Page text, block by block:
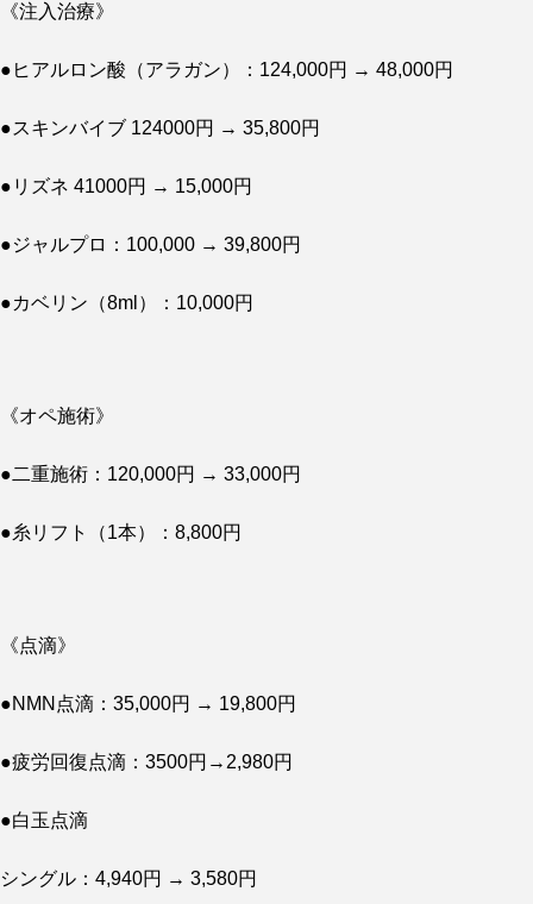
《注入治療》
●ヒアルロン酸（アラガン）：124,000円 → 48,000円
●スキンバイブ 124000円 → 35,800円
●リズネ 41000円 → 15,000円
●ジャルプロ：100,000 → 39,800円
●カベリン（8ml）：10,000円
《オペ施術》
●二重施術：120,000円 → 33,000円
●糸リフト（1本）：8,800円
《点滴》
●NMN点滴：35,000円 → 19,800円
●疲労回復点滴：3500円→2,980円
●白玉点滴
シングル：4,940円 → 3,580円